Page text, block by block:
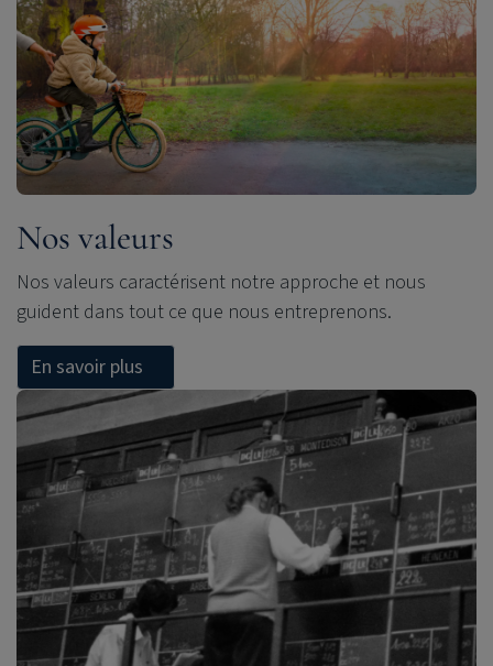
Nos valeurs
Nos valeurs caractérisent notre approche et nous
guident dans tout ce que nous entreprenons.
En savoir plus